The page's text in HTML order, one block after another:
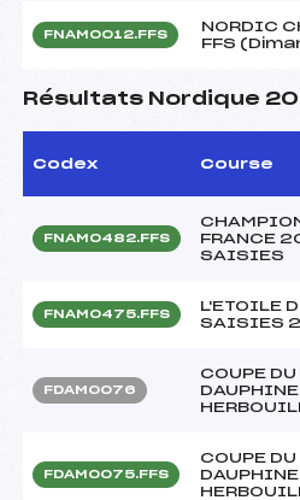
FNAM0012.FFS
NORDIC
FFS
Résultats Nordique
Codex Course
FNAM0482.FFS
FRANCE
SAISIES
FNAM0475.FFS
L'ETOILE
SAISIES
FDAM0076
COUPE DU
DAUPHINE
FDAM0075.FFS
COUPE DU
DAUPHINE